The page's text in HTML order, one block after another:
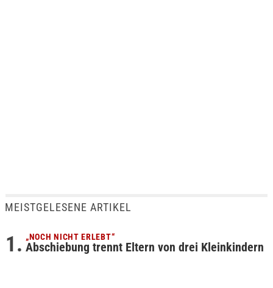
MEISTGELESENE ARTIKEL
„NOCH NICHT ERLEBT“
Abschiebung trennt Eltern von drei Kleinkindern